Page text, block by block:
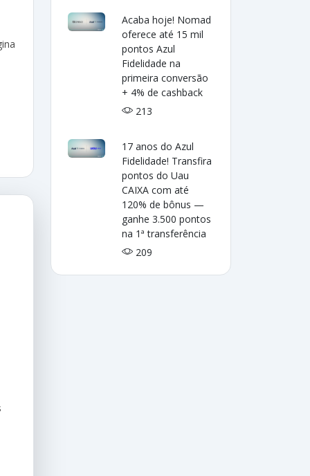
Acaba hoje! Nomad
oferece até 15 mil
pontos Azul
Fidelidade na
primeira conversão
+ 4% de cashback
213
17 anos do Azul
Fidelidade! Transfira
pontos do Uau
CAIXA com até
120% de bônus —
ganhe 3.500 pontos
na 1ª transferência
209